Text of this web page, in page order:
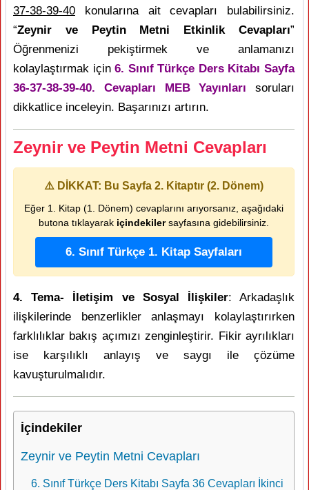
37-38-39-40 konularına ait cevapları bulabilirsiniz.
“Zeynir ve Peytin Metni Etkinlik Cevapları”
Öğrenmenizi pekiştirmek ve anlamanızı
kolaylaştırmak için6. Sınıf Türkçe Ders Kitabı Sayfa
36-37-38-39-40. Cevapları MEB Yayınları soruları
dikkatlice inceleyin. Başarınızı artırın.
Zeynir ve Peytin Metni Cevapları
⚠️ DİKKAT: Bu Sayfa 2. Kitaptır (2. Dönem)
Eğer 1. Kitap (1. Dönem) cevaplarını arıyorsanız, aşağıdaki
butona tıklayarak içindekilersayfasına gidebilirsiniz.
6. Sınıf Türkçe 1. Kitap Sayfaları
4. Tema- İletişim ve Sosyal İlişkiler: Arkadaşlık
ilişkilerinde benzerlikler anlaşmayı kolaylaştırırken
farklılıklar bakış açımızı zenginleştirir. Fikir ayrılıkları
ise karşılıklı anlayış ve saygı ile çözüme
kavuşturulmalıdır.
İçindekiler
Zeynir ve Peytin Metni Cevapları
6. Sınıf Türkçe Ders Kitabı Sayfa 36 Cevapları İkinci